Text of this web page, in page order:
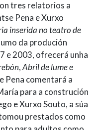
tres relatorios a
Pena e Xurxo
inserida no teatro de
da produción
e 2003, ofrecerá unha
,Abril de lume e
Pena comentará a
para a construción
e Xurxo Souto, a súa
prestados como